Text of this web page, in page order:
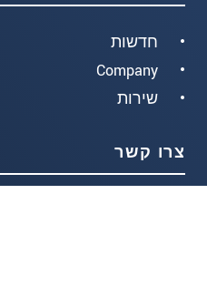
חדשות
Company
שירות
צרו קשר